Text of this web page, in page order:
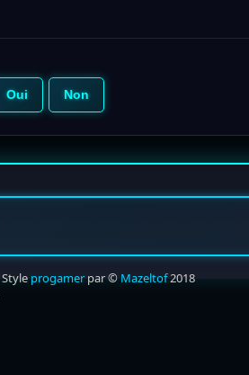
Style progamerpar © Mazeltof2018